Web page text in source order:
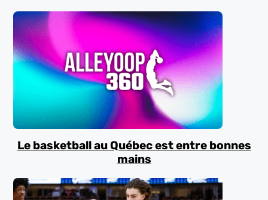
Le basketball au Québec est entre bonnes
mains